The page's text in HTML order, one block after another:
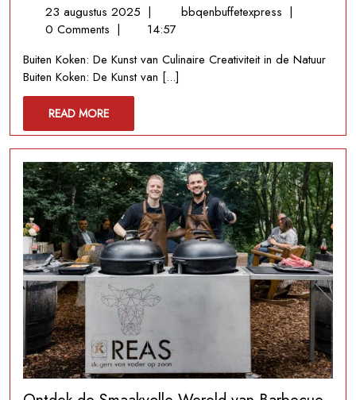
23 augustus 2025 23
augustus
| bbqenbuffetexpress Genieten
Natuur:
Culinaire
Beleving
|
0 Comments |
14:57
Buiten Koken: De Kunst van Culinaire Creativiteit in de Natuur
Buiten Koken: De Kunst van [...]
READ MOREREAD
MORE